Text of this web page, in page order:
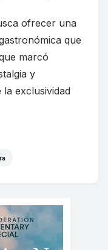
ofrecer una
que
marcó
y
exclusividad